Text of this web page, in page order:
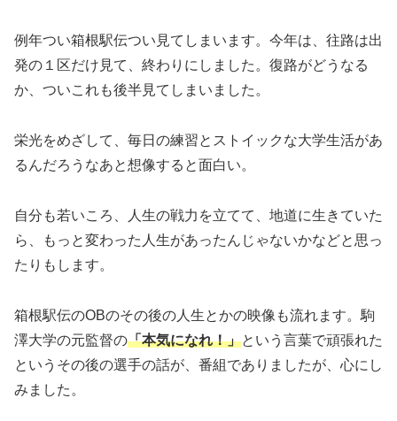
例年つい箱根駅伝つい見てしまいます。今年は、往路は出
発の１区だけ見て、終わりにしました。復路がどうなる
か、ついこれも後半見てしまいました。
栄光をめざして、毎日の練習とストイックな大学生活があ
るんだろうなあと想像すると面白い。
自分も若いころ、人生の戦力を立てて、地道に生きていた
ら、もっと変わった人生があったんじゃないかなどと思っ
たりもします。
箱根駅伝のOBのその後の人生とかの映像も流れます。駒
澤大学の元監督の「本気になれ！」という言葉で頑張れた
というその後の選手の話が、番組でありましたが、心にし
みました。